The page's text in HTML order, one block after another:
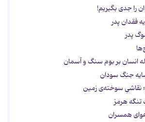
را جدی بگیریم!
فقدان پدر
پدر
انسان بر بوم سنگ و آسمان
جنگ سودان
نقاشیِ سوخته‌ی زمین
تنگه هرمز